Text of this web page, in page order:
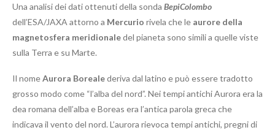
Una analisi dei dati ottenuti della sonda BepiColombo
dell’ESA/JAXA attorno a Mercurio rivela che le aurore della
magnetosfera meridionaledel pianeta sono simili a quelle viste
sulla Terra e su Marte.
Il nomeAurora Borealederiva dal latino e può essere tradotto
grosso modo come “l’alba del nord”. Nei tempi antichi Aurora era la
dea romana dell’alba e Boreas era l’antica parola greca che
indicava il vento del nord. L’aurora rievoca tempi antichi, pregni di